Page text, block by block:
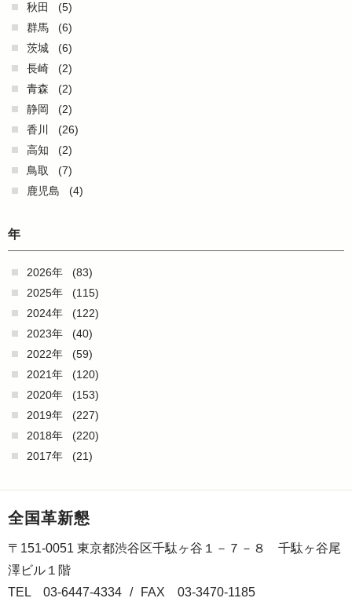
秋田
(5)
群馬
(6)
茨城
(6)
長崎
(2)
青森
(2)
静岡
(2)
香川
(26)
高知
(2)
鳥取
(7)
鹿児島
(4)
年
2026年
(83)
2025年
(115)
2024年
(122)
2023年
(40)
2022年
(59)
2021年
(120)
2020年
(153)
2019年
(227)
2018年
(220)
2017年
(21)
全国革新懇
〒151-0051 東京都渋谷区千駄ヶ谷１－７－８ 千駄ヶ谷尾
澤ビル１階
TEL 03-6447-4334 / FAX 03-3470-1185